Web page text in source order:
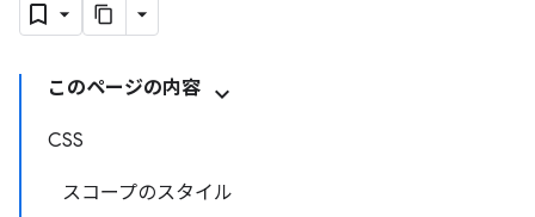
このページの内容
CSS
スコープのスタイル